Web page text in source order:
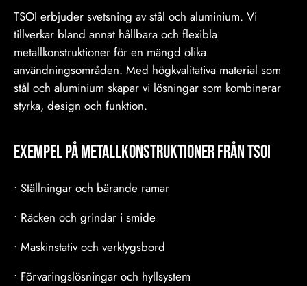
TSOI erbjuder svetsning av stål och aluminium. Vi
tillverkar bland annat hållbara och flexibla
metallkonstruktioner för en mängd olika
användningsområden. Med högkvalitativa material som
stål och aluminium skapar vi lösningar som kombinerar
styrka, design och funktion.
Exempel på metallkonstruktioner från TSOI
• Ställningar och bärande ramar
• Räcken och grindar i smide
• Maskinstativ och verktygsbord
• Förvaringslösningar och hyllsystem